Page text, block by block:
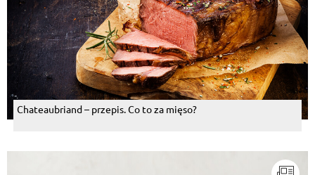
Chateaubriand – przepis. Co to za mięso?